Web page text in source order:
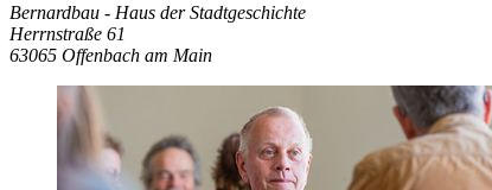
Bernardbau - Haus der Stadtgeschichte
Herrnstraße 61
63065 Offenbach am Main